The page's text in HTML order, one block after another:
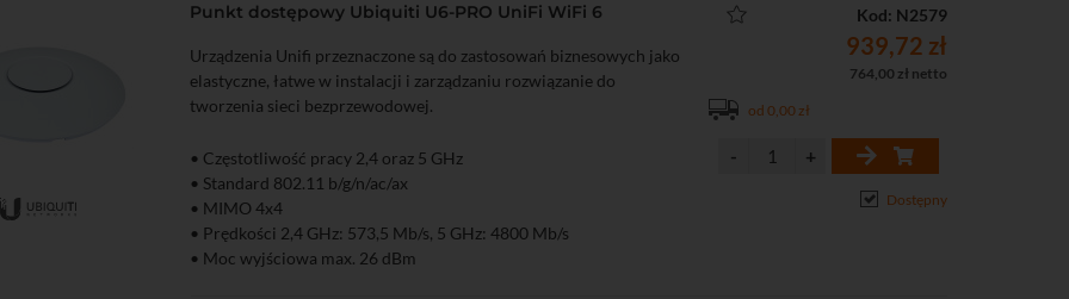
Punkt dostępowy Ubiquiti U6-PRO UniFi WiFi 6
Urządzenia Unifi przeznaczone są do zastosowań biznesowych jako
elastyczne, łatwe w instalacji i zarządzaniu rozwiązanie do
tworzenia sieci bezprzewodowej.
• Częstotliwość pracy 2,4 oraz 5 GHz
• Standard 802.11 b/g/n/ac/ax
• MIMO 4x4
• Prędkości 2,4 GHz: 573,5 Mb/s, 5 GHz: 4800 Mb/s
• Moc wyjściowa max. 26 dBm
Kod: N2579
939,72 zł
764,00 zł netto
od 0,00 zł
Dostępny